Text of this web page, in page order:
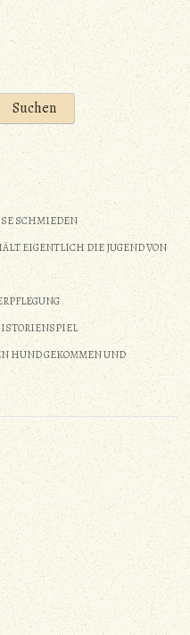
Suchen
SCHMIEDEN
EIGENTLICH DIE JUGEND VON
HUND GEKOMMEN UND